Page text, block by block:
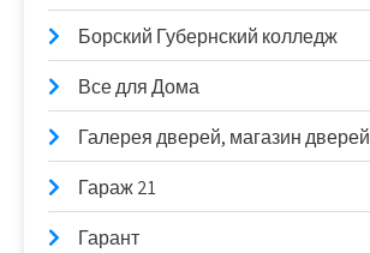
Борский Губернский колледж
Все для Дома
Галерея дверей, магазин дверей
Гараж 21
Гарант